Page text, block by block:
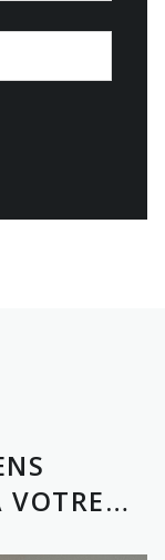
VOTRE